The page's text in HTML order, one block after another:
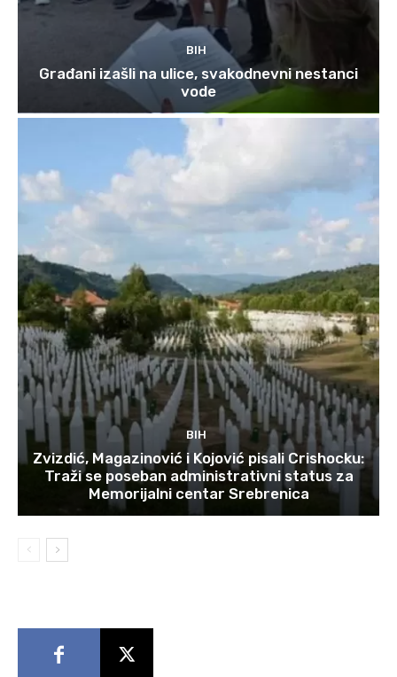
BIH
Građani izašli na ulice, svakodnevni nestanci
vode
BIH
Zvizdić, Magazinović i Kojović pisali Crishocku:
Traži se poseban administrativni status za
Memorijalni centar Srebrenica